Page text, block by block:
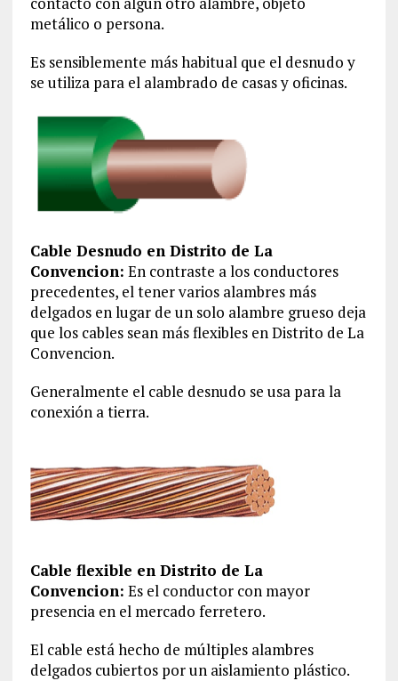
metálico o persona.
Es sensiblemente más habitual que el desnudo y
se utiliza para el alambrado de casas y oficinas.
Cable Desnudo en Distrito de La
Convencion‎: En contraste a los conductores
precedentes, el tener varios alambres más
delgados en lugar de un solo alambre grueso deja
que los cables sean más flexibles en Distrito de La
Convencion‎.
Generalmente el cable desnudo se usa para la
conexión a tierra.
Cable flexible en Distrito de La
Convencion‎: Es el conductor con mayor
presencia en el mercado ferretero.
El cable está hecho de múltiples alambres
delgados cubiertos por un aislamiento plástico.